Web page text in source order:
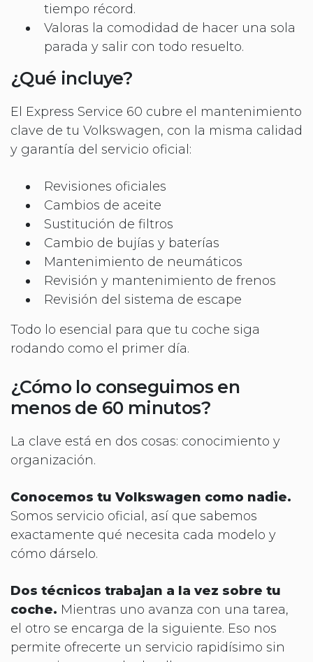
tiempo récord.
Valoras la comodidad de hacer una sola
parada y salir con todo resuelto.
¿Qué incluye?
El Express Service 60 cubre el mantenimiento
clave de tu Volkswagen, con la misma calidad
y garantía del servicio oficial:
Revisiones oficiales
Cambios de aceite
Sustitución de filtros
Cambio de bujías y baterías
Mantenimiento de neumáticos
Revisión y mantenimiento de frenos
Revisión del sistema de escape
Todo lo esencial para que tu coche siga
rodando como el primer día.
¿Cómo lo conseguimos en
menos de 60 minutos?
La clave está en dos cosas: conocimiento y
organización.
Conocemos tu Volkswagen como nadie.
Somos servicio oficial, así que sabemos
exactamente qué necesita cada modelo y
cómo dárselo.
Dos técnicos trabajan a la vez sobre tu
coche. Mientras uno avanza con una tarea,
el otro se encarga de la siguiente. Eso nos
permite ofrecerte un servicio rapidísimo sin